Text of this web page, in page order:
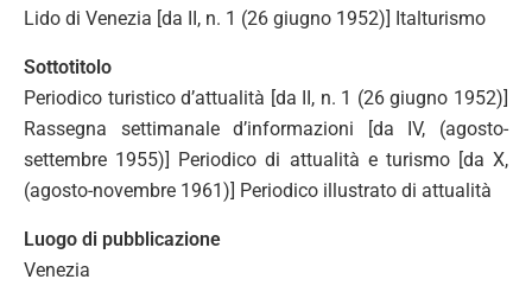
Lido di Venezia [da II, n. 1 (26 giugno 1952)] Italturismo
Sottotitolo
Periodico turistico d’attualità [da II, n. 1 (26 giugno 1952)]
Rassegna settimanale d’informazioni [da IV, (agosto-
settembre 1955)] Periodico di attualità e turismo [da X,
(agosto-novembre 1961)] Periodico illustrato di attualità
Luogo di pubblicazione
Venezia